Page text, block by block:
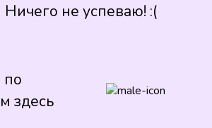
Ничего не успеваю! :(
здесь